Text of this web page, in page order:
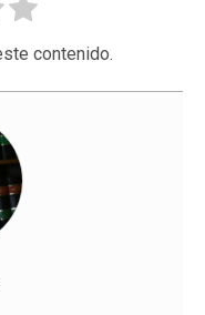
contenido.